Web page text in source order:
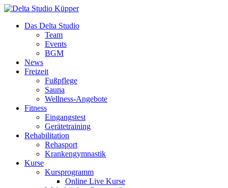
Das Delta Studio
Team
Events
BGM
News
Freizeit
Fußpflege
Sauna
Wellness-Angebote
Fitness
Eingangstest
Gerätetraining
Rehabilitation
Rehasport
Krankengymnastik
Kurse
Kursprogramm
Online Live Kurse